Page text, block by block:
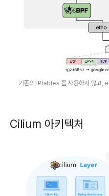
기존의 IPtables 를 사용하지 않고
Cilium 아키텍처